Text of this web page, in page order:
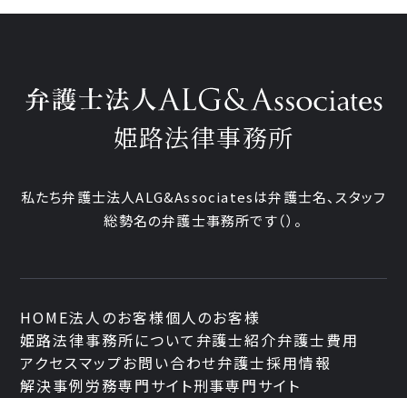
姫路法律事務所
私たち弁護士法人ALG&Associatesは弁護士名、スタッフ
総勢名の弁護士事務所です（）。
HOME法人のお客様個人のお客様
姫路法律事務所について 弁護士紹介弁護士費用
アクセスマップお問い合わせ弁護士採用情報
解決事例労務専門サイト刑事専門サイト